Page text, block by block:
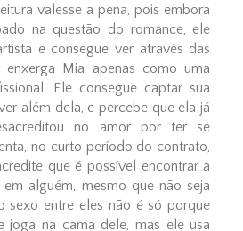
valesse a pena, pois embora
na questão do romance, ele
e consegue ver através das
Mia apenas como uma
Ele consegue captar sua
além dela, e percebe que ela já
no amor por ter se
no curto período do contrato,
que é possível encontrar a
alguém, mesmo que não seja
sexo entre eles não é só porque
joga na cama dele, mas ele usa